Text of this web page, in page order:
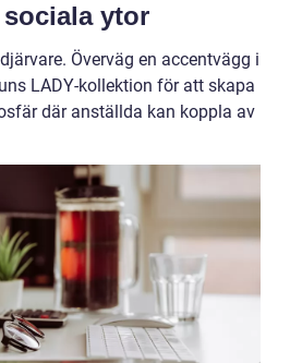
ytor
Överväg en accentvägg i
LADY-kollektion för att skapa
där anställda kan koppla av